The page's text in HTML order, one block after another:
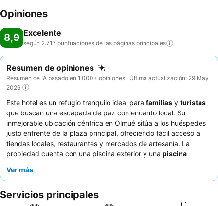
Opiniones
8,9 Excelente
según 2.717 puntuaciones de las páginas principales
Resumen de opiniones
Resumen de IA basado en 1.000+ opiniones · Última actualización: 29 May
2026
Este hotel es un refugio tranquilo ideal para familias y turistas
que buscan una escapada de paz con encanto local. Su
inmejorable ubicación céntrica en Olmué sitúa a los huéspedes
justo enfrente de la plaza principal, ofreciendo fácil acceso a
tiendas locales, restaurantes y mercados de artesanía. La
propiedad cuenta con una piscina exterior y una piscina
para satisfacer diversas necesidades recreativas. Los
y eldesayuno bufées frecuentemente destacado por su
Ver más
Servicios principales